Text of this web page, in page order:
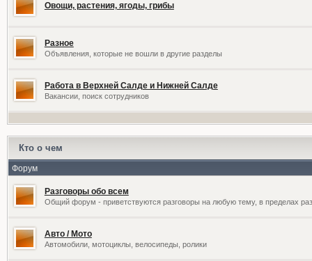
Овощи, растения, ягоды, грибы
Разное
Объявления, которые не вошли в другие разделы
Работа в Верхней Салде и Нижней Салде
Вакансии, поиск сотрудников
Кто о чем
Форум
Разговоры обо всем
Общий форум - приветствуются разговоры на любую тему, в пределах
Авто / Мото
Автомобили, мотоциклы, велосипеды, ролики